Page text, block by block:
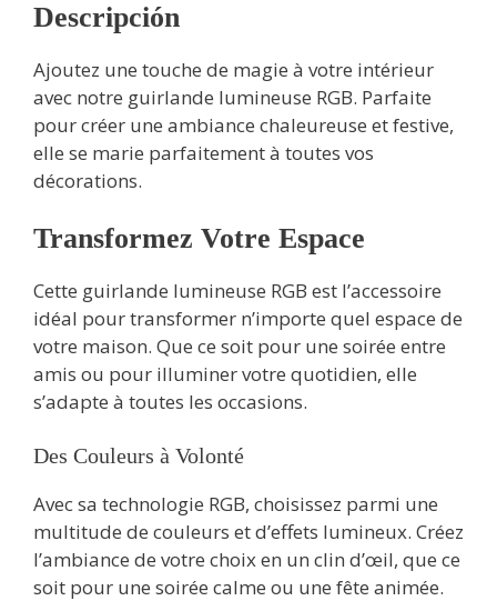
Descripción
Ajoutez une touche de magie à votre intérieur
avec notre guirlande lumineuse RGB. Parfaite
pour créer une ambiance chaleureuse et festive,
elle se marie parfaitement à toutes vos
décorations.
Transformez Votre Espace
Cette guirlande lumineuse RGB est l’accessoire
idéal pour transformer n’importe quel espace de
votre maison. Que ce soit pour une soirée entre
amis ou pour illuminer votre quotidien, elle
s’adapte à toutes les occasions.
Des Couleurs à Volonté
Avec sa technologie RGB, choisissez parmi une
multitude de couleurs et d’effets lumineux. Créez
l’ambiance de votre choix en un clin d’œil, que ce
soit pour une soirée calme ou une fête animée.